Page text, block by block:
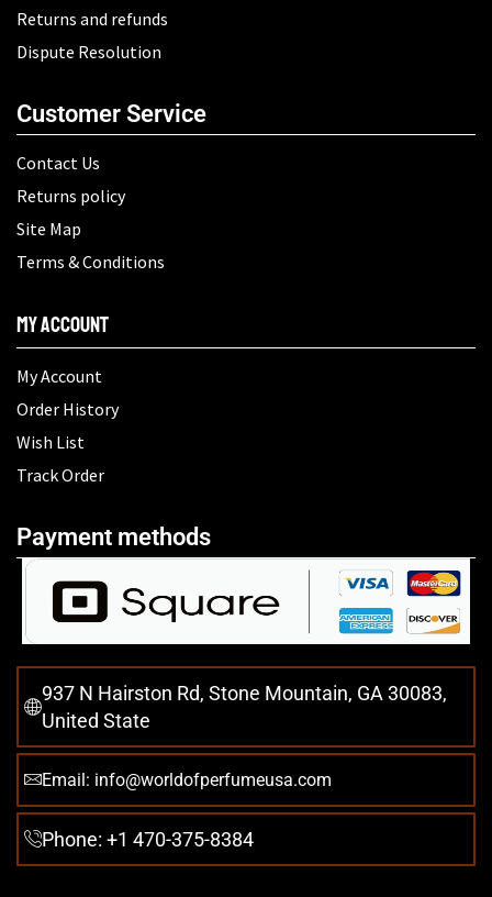
Returns and refunds
Dispute Resolution
Customer Service
Contact Us
Returns policy
Site Map
Terms & Conditions
My Account
My Account
Order History
Wish List
Track Order
Payment methods
937 N Hairston Rd, Stone Mountain, GA 30083,
United State
Email: info@worldofperfumeusa.com
Phone: +1 470-375-8384